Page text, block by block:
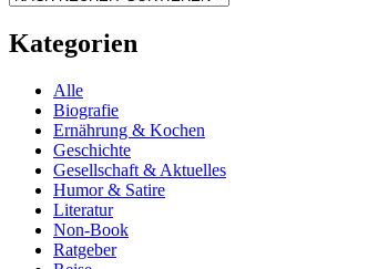
Kategorien
Alle
Biografie
Ernährung & Kochen
Geschichte
Gesellschaft & Aktuelles
Humor & Satire
Literatur
Non-Book
Ratgeber